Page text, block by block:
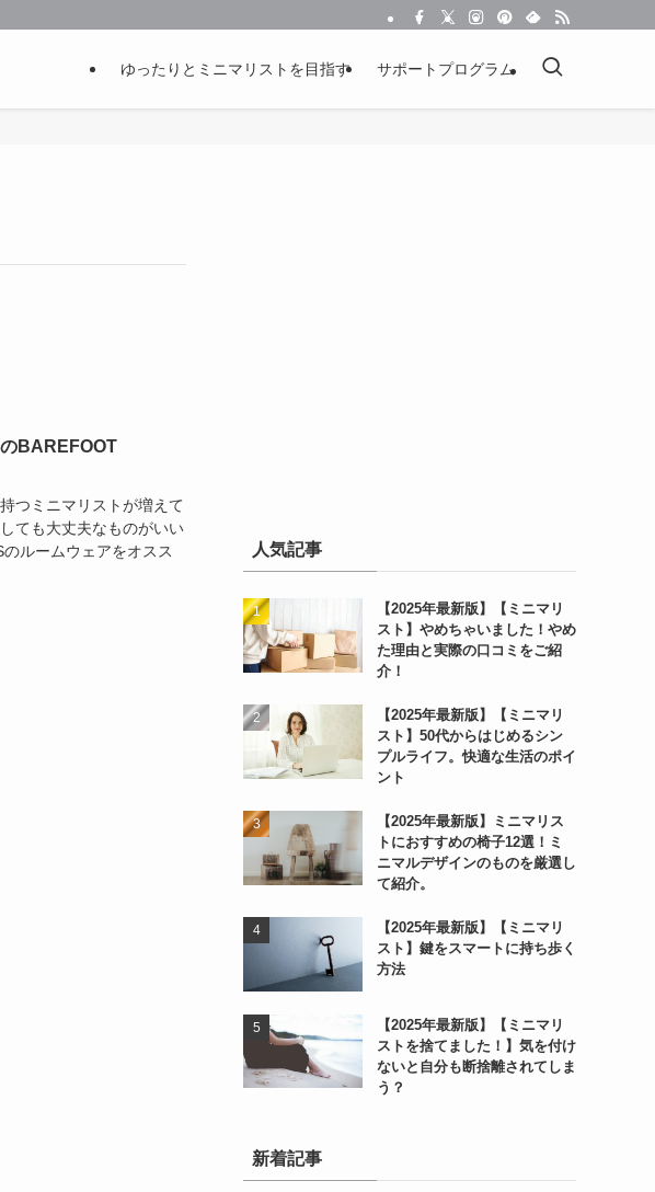
ゆったりとミニマリストを目指す サポートプログラム
BAREFOOT
つミニマリストが増えて
ても大丈夫なものがいい
ルームウェアをオスス
人気記事
【2025年最新版】【ミニマリ
スト】やめちゃいました！やめ
た理由と実際の口コミをご紹
介！
【2025年最新版】【ミニマリ
スト】50代からはじめるシン
プルライフ。快適な生活のポイ
ント
【2025年最新版】ミニマリス
トにおすすめの椅子12選！ミ
ニマルデザインのものを厳選し
て紹介。
【2025年最新版】【ミニマリ
スト】鍵をスマートに持ち歩く
方法
【2025年最新版】【ミニマリ
ストを捨てました！】気を付け
ないと自分も断捨離されてしま
う？
新着記事